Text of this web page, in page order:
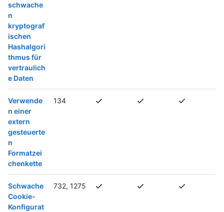
schwache
n
kryptograf
ischen
Hashalgori
thmus für
vertraulich
e Daten
Verwende
n einer
extern
gesteuerte
n
Formatzei
chenkette
134
Schwache
Cookie-
Konfigurat
732, 1275